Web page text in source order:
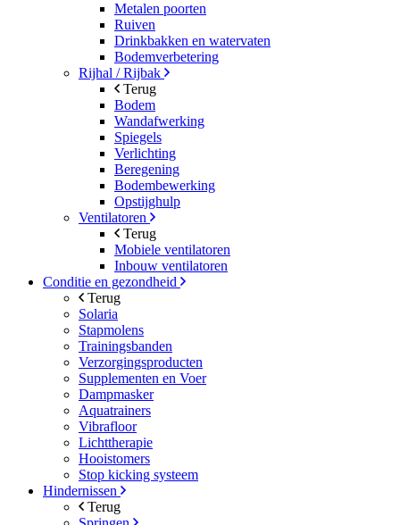
Metalen poorten
Ruiven
Drinkbakken en watervaten
Bodemverbetering
Rijhal / Rijbak
Terug
Bodem
Wandafwerking
Spiegels
Verlichting
Beregening
Bodembewerking
Opstijghulp
Ventilatoren
Terug
Mobiele ventilatoren
Inbouw ventilatoren
Conditie en gezondheid
Terug
Solaria
Stapmolens
Trainingsbanden
Verzorgingsproducten
Supplementen en Voer
Dampmasker
Aquatrainers
Vibrafloor
Lichttherapie
Hooistomers
Stop kicking systeem
Hindernissen
Terug